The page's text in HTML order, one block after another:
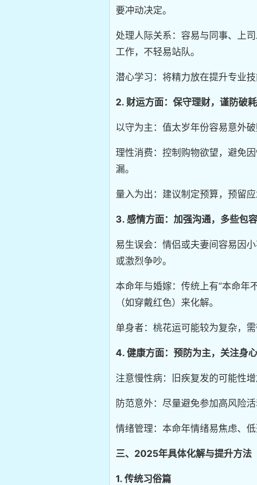
要冲动决定。
处理人际关系：容易与同事、上
工作，不轻易站队。
潜心学习：将精力放在提升专业
2. 财运方面：保守理财，谨防破耗
以守为主：值太岁年份容易意外
理性消费：控制购物欲望，避免
漏。
量入为出：建议制定预算，预留
3. 感情方面：加强沟通，多些包容
易生误会：情侣或夫妻间容易因
或激烈争吵。
本命年与婚嫁：传统上有“本命年
（如穿戴红色）来化解。
单身者：桃花运可能较为复杂，
4. 健康方面：预防为主，关注身心
注意慢性病：旧疾复发的可能性
防范意外：尽量避免参加高风险
情绪管理：本命年情绪易焦虑、
三、2025年具体化解与提升方法
1. 传统习俗篇